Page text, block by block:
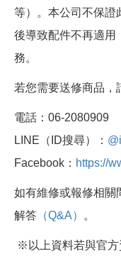
等）。本公司不保證
後導致配件不再適用
務。
若您需要送修商品，
電話：06-2080909
LINE（ID搜尋）：
Facebook： https://
如有維修或報修相關
解答 （Q&A） 。
※以上資料若與官方